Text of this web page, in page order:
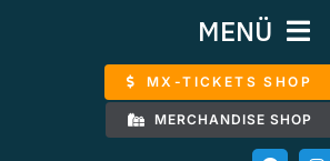
MENÜ
MX-TICKETS SHOP
MERCHANDISE SHOP